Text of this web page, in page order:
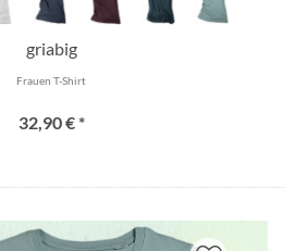
griabig
Frauen T-Shirt
32,90 € *